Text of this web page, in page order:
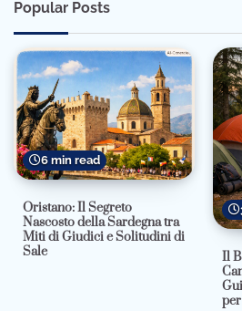
Popular Posts
6 min read
Oristano: Il Segreto
Nascosto della Sardegna tra
Miti di Giudici e Solitudini di
Sale
Il